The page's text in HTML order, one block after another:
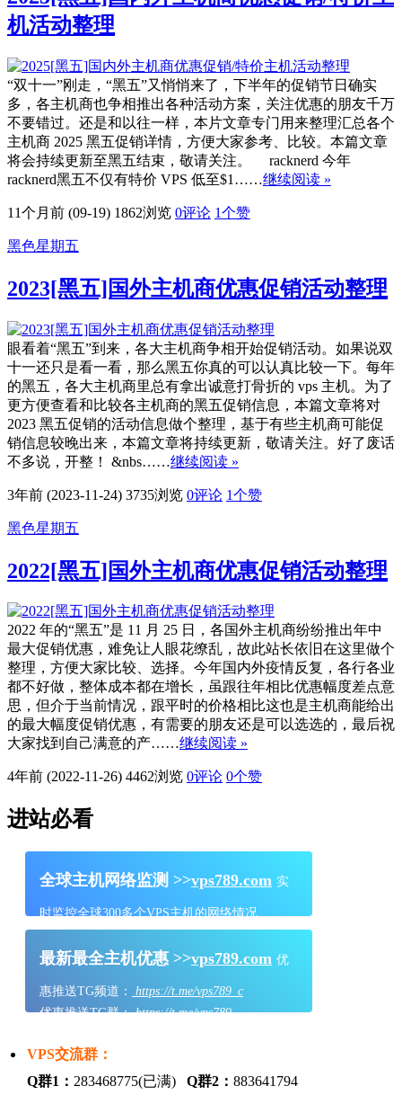
机活动整理
“双十一”刚走，“黑五”又悄悄来了，下半年的促销节日确实
多，各主机商也争相推出各种活动方案，关注优惠的朋友千万
不要错过。还是和以往一样，本片文章专门用来整理汇总各个
主机商 2025 黑五促销详情，方便大家参考、比较。本篇文章
将会持续更新至黑五结束，敬请关注。 racknerd 今年
racknerd黑五不仅有特价 VPS 低至$1……继续阅读 »
11个月前 (09-19) 1862浏览 0评论 1个赞
黑色星期五
2023[黑五]国外主机商优惠促销活动整理
眼看着“黑五”到来，各大主机商争相开始促销活动。如果说双
十一还只是看一看，那么黑五你真的可以认真比较一下。每年
的黑五，各大主机商里总有拿出诚意打骨折的 vps 主机。为了
更方便查看和比较各主机商的黑五促销信息，本篇文章将对
2023 黑五促销的活动信息做个整理，基于有些主机商可能促
销信息较晚出来，本篇文章将持续更新，敬请关注。好了废话
不多说，开整！ &nbs……继续阅读 »
3年前 (2023-11-24) 3735浏览 0评论 1个赞
黑色星期五
2022[黑五]国外主机商优惠促销活动整理
2022 年的“黑五”是 11 月 25 日，各国外主机商纷纷推出年中
最大促销优惠，难免让人眼花缭乱，故此站长依旧在这里做个
整理，方便大家比较、选择。今年国内外疫情反复，各行各业
都不好做，整体成本都在增长，虽跟往年相比优惠幅度差点意
思，但介于当前情况，跟平时的价格相比这也是主机商能给出
的最大幅度促销优惠，有需要的朋友还是可以选选的，最后祝
大家找到自己满意的产……继续阅读 »
4年前 (2022-11-26) 4462浏览 0评论 0个赞
进站必看
全球主机网络监测 >>vps789.com 实
时监控全球300多个VPS主机的网络情况
最新最全主机优惠 >>vps789.com 优
惠推送TG频道：
https://t.me/vps789_c
优惠推送TG群：https://t.me/vps789
VPS交流群：
Q群1： 283468775(已满) Q群2： 883641794